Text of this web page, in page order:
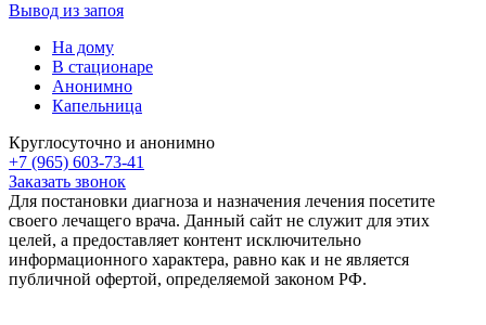
Вывод из запоя
На дому
В стационаре
Анонимно
Капельница
Круглосуточно и анонимно
+7 (965) 603-73-41
Заказать звонок
Для постановки диагноза и назначения лечения посетите
своего лечащего врача. Данный сайт не служит для этих
целей, а предоставляет контент исключительно
информационного характера, равно как и не является
публичной офертой, определяемой законом РФ.